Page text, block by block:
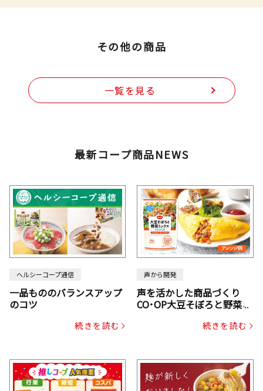
その他の商品
一覧を見る
最新コープ商品NEWS
ヘルシーコープ通信
一品もののバランスアップ
のコツ
続きを読む
声から開発
声を活かした商品づくり
CO･OP大豆そぼろと野菜ミ
じん・コーン入り）続きを読む